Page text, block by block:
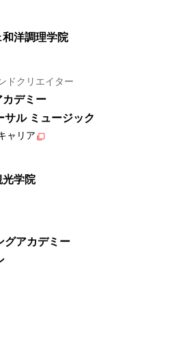
洋調理学院
ドクリエイター
デミー
サル ミュージック
ャリア
光学院
グアカデミー